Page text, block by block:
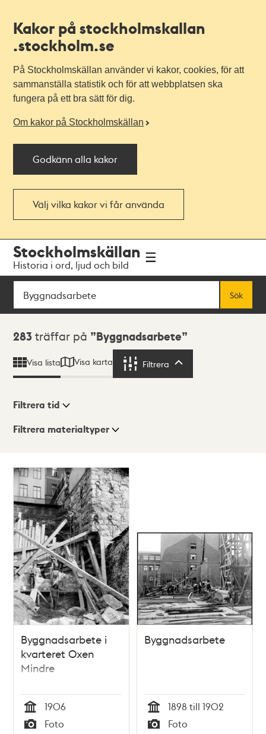
Kakor på stockholmskallan
.stockholm.se
På Stockholmskällan använder vi kakor, cookies, för att
sammanställa statistik och för att webbplatsen ska
fungera på ett bra sätt för dig.
Om kakor på Stockholmskällan
Godkänn alla kakor
Välj vilka kakor vi får använda
navigationen
huvudinnehållet
Stockholmskällan
Historia i ord, ljud och bild
Sök
Sök
Sökresultat
283 träffar på Byggnadsarbete
Visa lista Visa karta Filtrera
Visningsläge
ListaKarta
Filtrera tid
Filtrera materialtyper
283träffar
Byggnadsarbete i
kvarteret Oxen
Mindre
Tid
1906
Foto
Byggnadsarbete
Tid
1898 till 1902
Foto